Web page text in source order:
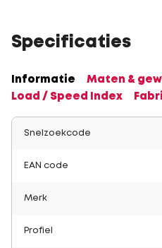
Specificaties
Informatie
Maten &
Load / Speed Index
Snelzoekcode
EAN code
Merk
Profiel